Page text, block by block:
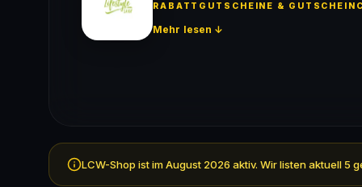
RABATTGUTSCHEINE &
Mehr lesen ↓
LCW-Shop ist im August 2026 aktiv. Wir listen aktuell